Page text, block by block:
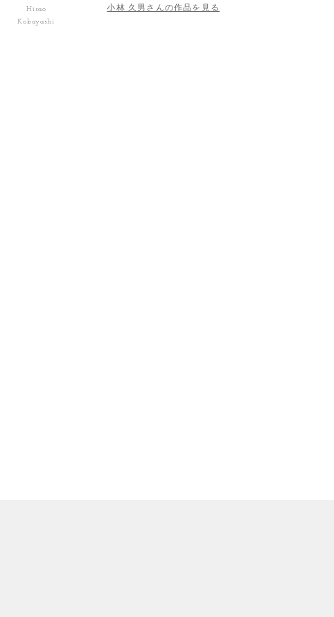
Hisao
Kobayashi
小林 久男さんの作品を見る